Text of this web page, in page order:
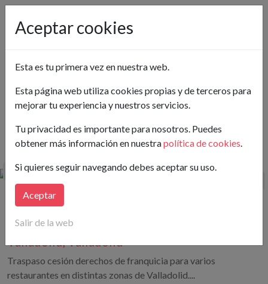
Hay publicados 1 Franquicia en Traspaso en Valladolid
200 m²
Franquicia en Camino Cementerio 19
Valladolid, Valladolid
Traspaso cesión derechos de franquicia para varios
restaurantes en distintas zonas de Valladolid....
Aceptar cookies
Esta es tu primera vez en nuestra web.
Esta página web utiliza cookies propias y de terceros para
mejorar tu experiencia y nuestros servicios.
Tu privacidad es importante para nosotros. Puedes
obtener más información en nuestrapolítica de cookies.
Si quieres seguir navegando debes aceptar su uso.
Aceptar
Salir de la web